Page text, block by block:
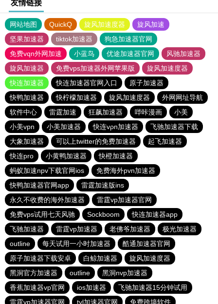
友情链接
网站地图 QuickQ 旋风加速度器
旋风加速
坚果加速器
tiktok加速器
狗急加速器官网
免费vqn外网加速
小蓝鸟 优途加速器官网
风驰加速器
旋风加速器
免费vps加速器外网苹果版
旋风加速度器
快连加速器
快连加速器官网入口
原子加速器
快鸭加速器
快柠檬加速器 旋风加速度器
外网网址导航
软件中心
雷霆加速 狂飙加速器 哔咔漫画
小美
小美vpn
小美加速器 快连vρn加速器
飞驰加速器下载
大象加速器
可以上twitter的免费加速器
起飞加速器
快连pro
小黄鸭加速器
快橙加速器
蚂蚁加速npv下载官网ios
免费海外pvn加速器
快鸭加速器官网app
雷霆加速版ins
永久不收费的海外加速器
雷霆vp加速器官网
免费vps试用七天风驰
Sockboom
快连加速器app
飞驰加速器
雷霆vp加速器 老佛爷加速器
极光加速器
outline
每天试用一小时加速器
酷通加速器官网
原子加速器下载安卓
白鲸加速器
旋风加速度器
黑洞官方加速器
outline
黑洞nvp加速器
香蕉加速器vp官网
ios加速器
飞驰加速器15分钟试用
雷霆vp加速器官网
tyl加速器官网 免费跨墙软件